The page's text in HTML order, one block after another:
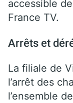
accessible
France TV.
Arrêts et
La filiale de
l’arrêt des
l’ensemble